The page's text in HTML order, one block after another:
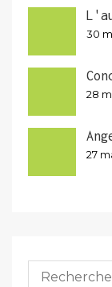
30
28
27
Rechercher :